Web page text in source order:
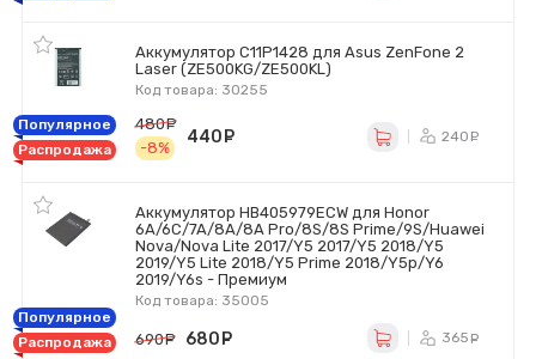
Аккумулятор C11P1428 для Asus ZenFone 2
Laser (ZE500KG/ZE500KL)
Код товара: 30255
Популярное
Распродажа
480
-8%
440 240
Аккумулятор HB405979ECW для Honor
6A/6C/7A/8A/8A Pro/8S/8S Prime/9S/Huawei
Nova/Nova Lite 2017/Y5 2017/Y5 2018/Y5
2019/Y5 Lite 2018/Y5 Prime 2018/Y5p/Y6
2019/Y6s - Премиум
Код товара: 35005
Популярное
Распродажа
690 руб.
680 365